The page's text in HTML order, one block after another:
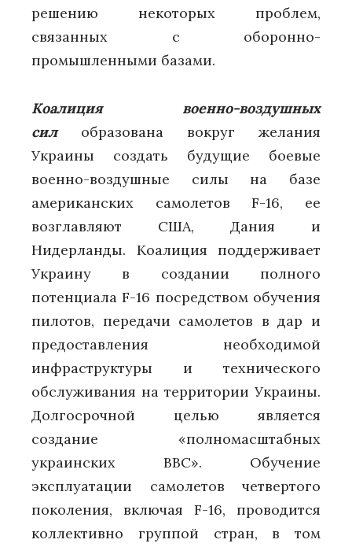
решению некоторых проблем,
связанных с оборонно-
промышленными базами.
Коалиция военно-воздушных
силобразована вокруг желания
Украины создать будущие боевые
военно-воздушные силы на базе
американских самолетов F-16, ее
возглавляют США, Дания и
Нидерланды. Коалиция поддерживает
Украину в создании полного
потенциала F-16 посредством обучения
пилотов, передачи самолетов в дар и
предоставления необходимой
инфраструктуры и технического
обслуживания на территории Украины.
Долгосрочной целью является
создание «полномасштабных
украинских ВВС». Обучение
эксплуатации самолетов четвертого
поколения, включая F-16, проводится
коллективно группой стран, в том